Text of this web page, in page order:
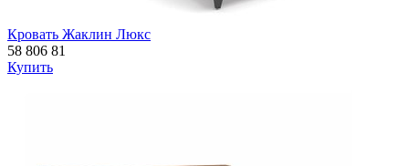
Кровать Жаклин Люкс
58 806 81
Купить